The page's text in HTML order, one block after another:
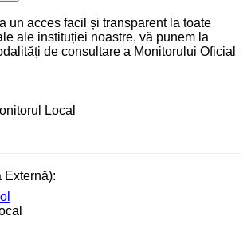
un acces facil și transparent la toate
ale instituției noastre, vă punem la
de consultare a Monitorului Oficial
Local
Externă):